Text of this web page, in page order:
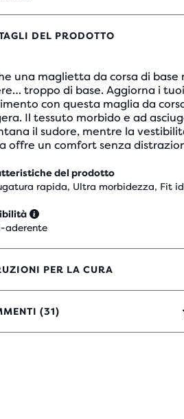
DEL PRODOTTO
una maglietta da corsa di base
troppo di base. Aggiorna i
con questa maglia da
Il tessuto morbido e ad
il sudore, mentre la
offre un comfort senza
del prodotto
rapida, Ultra morbidezza, Fit
aderente
PER LA CURA
(31)